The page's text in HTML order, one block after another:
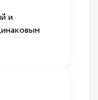
и